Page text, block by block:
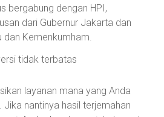
bergabung dengan HPI,
dari Gubernur Jakarta dan
dan Kemenkumham.
tidak terbatas
layanan mana yang Anda
Jika nantinya hasil terjemahan